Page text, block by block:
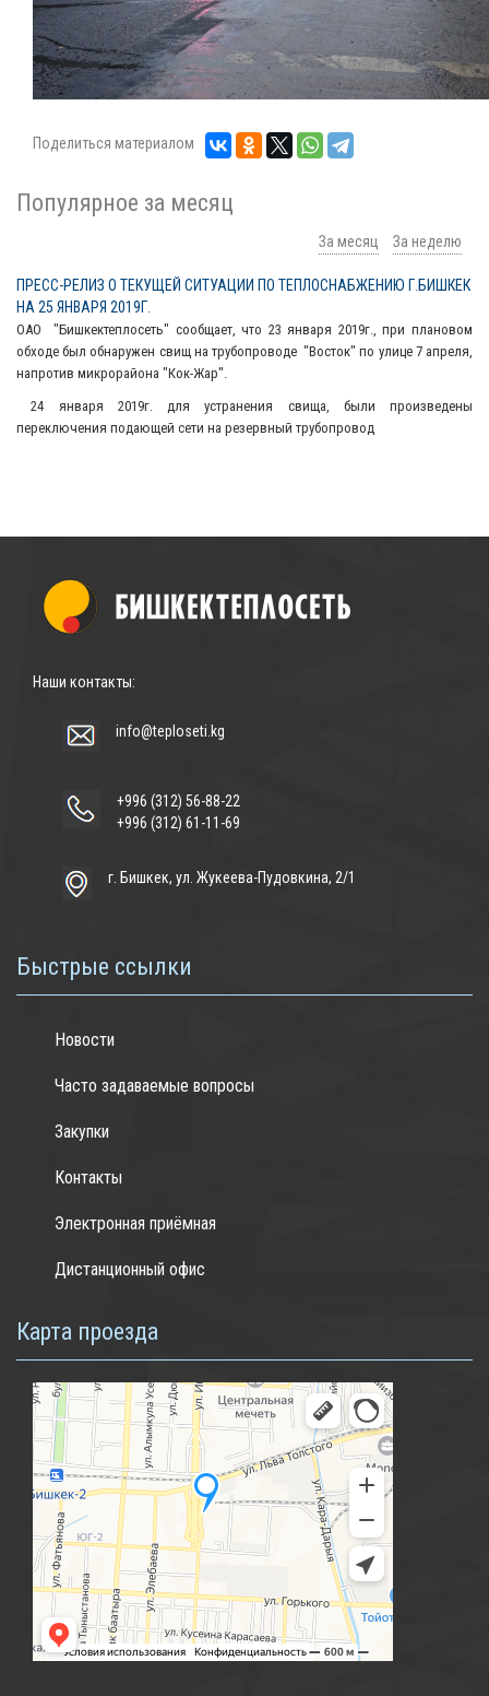
Поделиться материалом
Популярное за месяц
За месяц За неделю
ПРЕСС-РЕЛИЗ О ТЕКУЩЕЙ СИТУАЦИИ ПО ТЕПЛОСНАБЖЕНИЮ Г.БИШКЕК
НА 25 ЯНВАРЯ 2019Г.
ОАО "Бишкектеплосеть" сообщает, что 23 января 2019г., при плановом
обходе был обнаружен свищ на трубопроводе "Восток" по улице 7 апреля,
напротив микрорайона "Кок-Жар".
24 января 2019г. для устранения свища, были произведены
переключения подающей сети на резервный трубопровод
Наши контакты:
info@teploseti.kg
+996 (312) 56-88-22
+996 (312) 61-11-69
г. Бишкек, ул. Жукеева-Пудовкина, 2/1
Быстрые ссылки
Новости
Часто задаваемые вопросы
Закупки
Контакты
Электронная приёмная
Дистанционный офис
Карта проезда